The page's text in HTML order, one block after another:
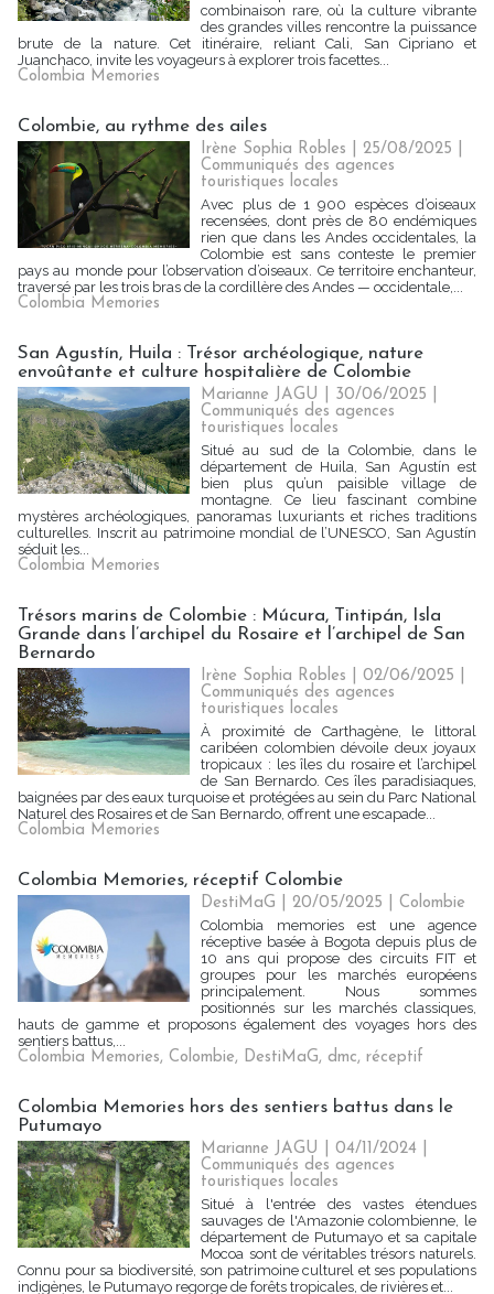
combinaison rare, où la culture vibrante
des grandes villes rencontre la puissance
brute de la nature. Cet itinéraire, reliant Cali, San Cipriano et
Juanchaco, invite les voyageurs à explorer trois facettes...
Colombia Memories
Colombie, au rythme des ailes
Irène Sophia Robles | 25/08/2025
Communiqués des agences
touristiques locales
Avec plus de 1 900 espèces d’oiseaux
recensées, dont près de 80 endémiques
rien que dans les Andes occidentales, la
Colombie est sans conteste le premier
pays au monde pour l’observation d’oiseaux. Ce territoire enchanteur,
traversé par les trois bras de la cordillère des Andes — occidentale,...
Colombia Memories
San Agustín, Huila : Trésor archéologique, nature
envoûtante et culture hospitalière de Colombie
Marianne JAGU | 30/06/2025
Communiqués des agences
touristiques locales
Situé au sud de la Colombie, dans le
département de Huila, San Agustín est
bien plus qu’un paisible village de
montagne. Ce lieu fascinant combine
mystères archéologiques, panoramas luxuriants et riches traditions
culturelles. Inscrit au patrimoine mondial de l’UNESCO, San Agustín
séduit les...
Colombia Memories
Trésors marins de Colombie : Múcura, Tintipán, Isla
Grande dans l’archipel du Rosaire et l’archipel de San
Bernardo
Irène Sophia Robles | 02/06/2025
Communiqués des agences
touristiques locales
À proximité de Carthagène, le littoral
caribéen colombien dévoile deux joyaux
tropicaux : les îles du rosaire et l’archipel
de San Bernardo. Ces îles paradisiaques,
baignées par des eaux turquoise et protégées au sein du Parc National
Naturel des Rosaires et de San Bernardo, offrent une escapade...
Colombia Memories
Colombia Memories, réceptif Colombie
DestiMaG | 20/05/2025 |Colombie
Colombia memories est une agence
réceptive basée à Bogota depuis plus de
10 ans qui propose des circuits FIT et
groupes pour les marchés européens
principalement. Nous sommes
positionnés sur les marchés classiques,
hauts de gamme et proposons également des voyages hors des
sentiers battus,...
Colombia Memories, Colombie, DestiMaG, dmc, réceptif
Colombia Memories hors des sentiers battus dans le
Putumayo
Marianne JAGU | 04/11/2024
Communiqués des agences
touristiques locales
Situé à l'entrée des vastes étendues
sauvages de l'Amazonie colombienne, le
département de Putumayo et sa capitale
Mocoa sont de véritables trésors naturels.
Connu pour sa biodiversité, son patrimoine culturel et ses populations
indigènes, le Putumayo regorge de forêts tropicales, de rivières et...